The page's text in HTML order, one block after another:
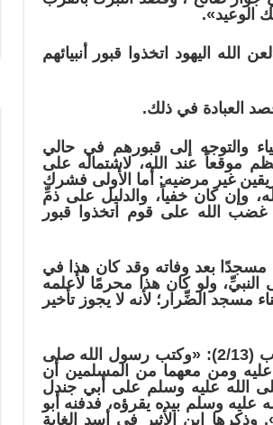
الوعيد».
اليهود اتخذوا قبور أنبيائهم
العبادة في ذلك.
والتوجه إلى قبورهم في حالي
موقعاً عند الله، لاشتماله على
غير مرضيه: أما الأولى فشرك
وإن كان خفياً، والدليل على ذمِّ
غضب الله على قوم اتخذوا قبور
بعد وفاته وقد كان هذا في
ولو كان هذا محرمًا لأعلمه
مسجد الضِّرار؛ لأنه لا يجوز تأخير
قال ابن عبد البر في الاستيعاب في معرفة الأصحاب (2/13): «وكتب رسول الله صلى
عليه ومن معهما من المسلمين أن
الله عليه وسلم على أبي جندل
وسلم بيده يقرؤه، فدفنه أبو
ابن الأثير في أسد الغابة